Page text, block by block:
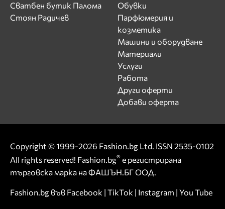
Сватбен бутик Палома
Стоян Радичев
Обувки
Парфюмерия и
козметика
Машини и оборудване
Материали
Услуги
Работа
Други оферти
Добави оферта
Copyright © 1999-2026 Fashion.bg Ltd. ISSN 2535-0102
All rights reserved! Fashion.bg® е регистрирана
търговска марка на ФАШЪН.БГ ООД.
Fashion.bg във Facebook | TikTok | Instagram | You Tube